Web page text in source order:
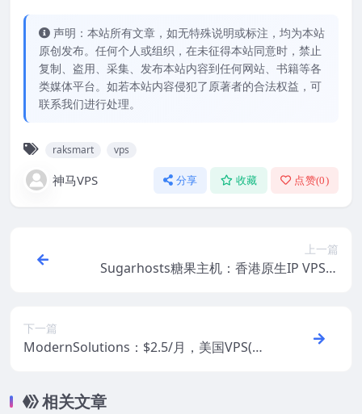
声明：本站所有文章，如无特殊说明或标注，均为本站
原创发布。任何个人或组织，在未征得本站同意时，禁止
复制、盗用、采集、发布本站内容到任何网站、书籍等各
类媒体平台。如若本站内容侵犯了原著者的合法权益，可
联系我们进行处理。
raksmart vps
神马VPS 分享 收藏 点赞(0)
上一篇
Sugarhosts糖果主机：香港原生IP VPS五
下一篇
ModernSolutions：$2.5/月，美国VPS(洛
相关文章